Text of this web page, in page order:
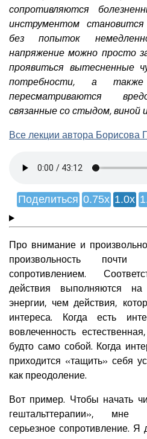
сопротивляются
инструментом
без попыток
напряжение можно просто
проявиться вытесненные
потребности, а
пересматриваются
связанные со стыдом, виной
Все лекции автора Борисова
Поделиться 0.75x 1.0x
Про внимание и
произвольность
сопротивлением.
действия выполняются
энергии, чем действия,
интереса. Когда есть
вовлеченность
будто само собой. Когда
приходится «тащить» себя
как преодоление.
Вот пример. Чтобы начать
гештальттерапии», мне
серьезное сопротивление. Я